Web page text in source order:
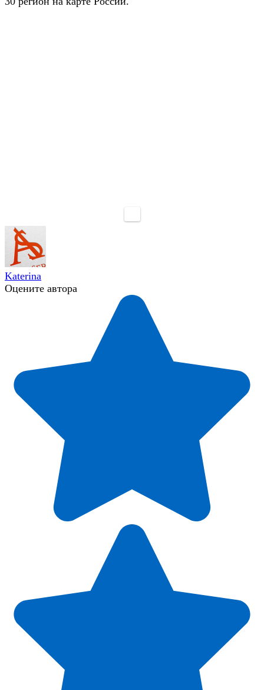
Katerina
Оцените автора